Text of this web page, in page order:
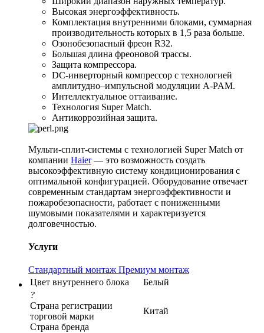
Высокая энергоэффективность.
Комплектация внутренними блоками, суммарная
производительность которых в 1,5 раза больше.
Озонобезопасный фреон R32.
Большая длина фреоновой трассы.
Защита компрессора.
DC-инверторный компрессор с технологией
амплитудно–импульсной модуляции A-PAM.
Интеллектуальное оттаивание.
Технология Super Match.
Антикоррозийная защита.
Мульти-сплит-системы с технологией Super Match от
компании Haier— это возможность создать
высокоэффективную систему кондиционирования с
оптимальной конфигурацией. Оборудование отвечает
современным стандартам энергоэффективности и
пожаробезопасности, работает с пониженными
шумовыми показателями и характеризуется
долговечностью.
Услуги
Стандартный монтаж Премиум монтаж
Цвет внутреннего блока
Белый
?
Страна регистрации
торговой марки
Страна бренда
Китай